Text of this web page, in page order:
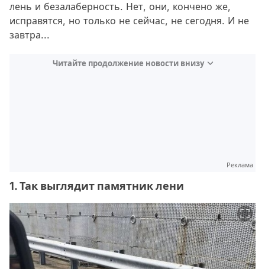
лень и безалаберность. Нет, они, кончено же,
исправятся, но только не сейчас, не сегодня. И не
завтра...
Читайте продолжение новости внизу
Реклама
1. Так выглядит памятник лени